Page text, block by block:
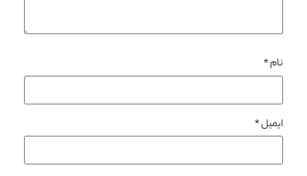
نام*
ایمیل*